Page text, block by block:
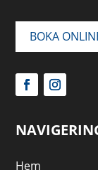
BOKA
Hem